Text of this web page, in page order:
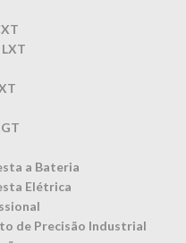
a Bateria
Elétrica
de Precisão Industrial